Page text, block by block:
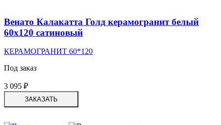
Венато Калакатта Голд керамогранит белый
60х120 сатиновый
КЕРАМОГРАНИТ 60*120
Под заказ
3 095 ₽
ЗАКАЗАТЬ